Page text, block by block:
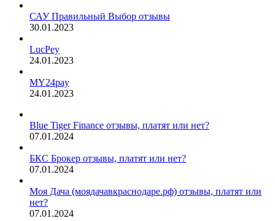
САУ Правильный Выбор отзывы
30.01.2023
LucPey
24.01.2023
MY24pay
24.01.2023
Blue Tiger Finance отзывы, платят или нет?
07.01.2024
БКС Брокер отзывы, платят или нет?
07.01.2024
Моя Дача (моядачавкраснодаре.рф) отзывы, платят или
нет?
07.01.2024